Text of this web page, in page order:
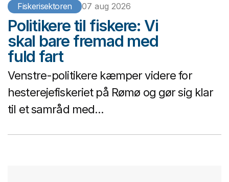
Fiskerisektoren 07 aug 2026
Politikere til fiskere: Vi
skal bare fremad med
fuld fart
Venstre-politikere kæmper videre for
hesterejefiskeriet på Rømø og gør sig klar
til et samråd med...